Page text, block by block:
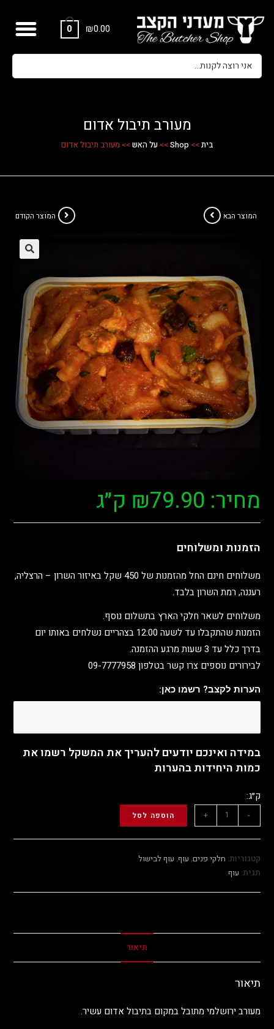
₪0.00
0
מעורב תיבול אדום
בית>>
Shop
>> על האש>> מעורב תיבול אדום
המוצר הקודם המוצר הבא
מחיר: ₪79.90 ק״ג
הזמנות ומשלוחים
משלוחים חינם החל מהזמנות של 450 שקל באיזור השרון – הרצליה,
רעננה, רמת השרון בלבד.
משלוחים לשאר חלקי הארץ בתשלום נוסף.
הזמנות שהתקבלו עד לשעה 12:00 בצהריים נשלחים באותו יום
בדרך כלל עד 3 שעות מרגע ההזמנה.
לבירורים נוספים צרו קשר בטלפון 09-7777958
הערות לקצב? רשמו כאן:
במידה ואינכם יודעים להעריך את המשקל רשמו את
כמות היחידות בהערות
ק״ג:
-
+ הוספה לסל
קטגוריות: חלקי פנים, עוף, עוף לבישול
תגית: עוף
תיאור
תיאור
מעורב ירושלמי מתובל במקום בתיבול אדום עשיר.